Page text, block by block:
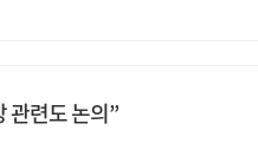
관련도 논의”